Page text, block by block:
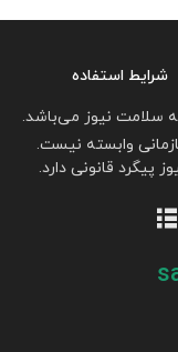
شرایط استفاده
سلامت نیوز می‌باشد.
وابسته نیست.
پیگرد قانونی دارد.